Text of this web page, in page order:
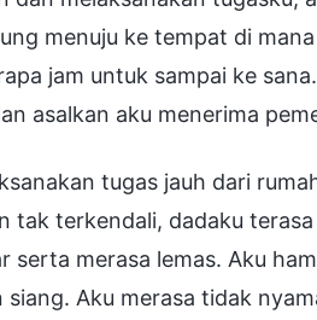
menuju ke tempat di
jam untuk sampai ke
asalkan aku menerima
tugas jauh dari
tak terkendali, dadaku
serta merasa lemas. Aku
Aku merasa tidak